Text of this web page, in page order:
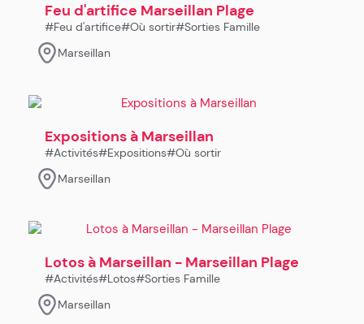
Feu d'artifice Marseillan Plage
#Feu d'artifice#Où sortir#Sorties Famille
Marseillan
Expositions à Marseillan
#Activités#Expositions#Où sortir
Marseillan
Lotos à Marseillan - Marseillan Plage
#Activités#Lotos#Sorties Famille
Marseillan